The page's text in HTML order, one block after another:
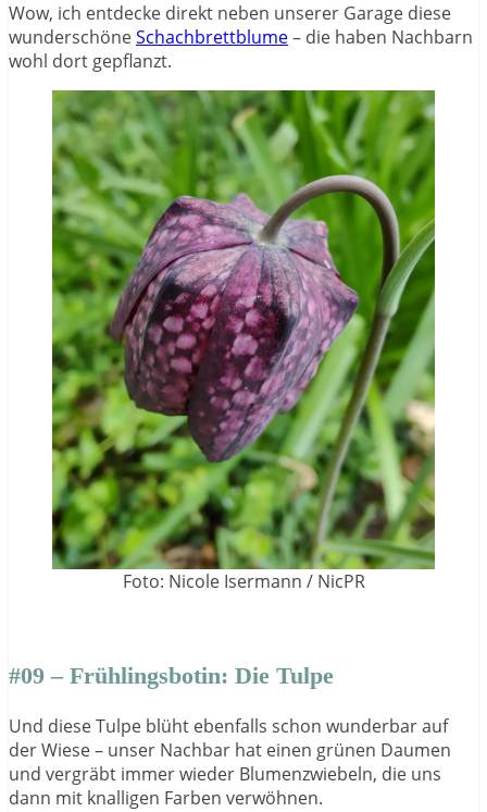
Wow, ich entdecke direkt neben unserer Garage diese
wunderschöneSchachbrettblume– die haben Nachbarn
wohl dort gepflanzt.
Foto: Nicole Isermann / NicPR
#09 – Frühlingsbotin: Die Tulpe
Und diese Tulpe blüht ebenfalls schon wunderbar auf
der Wiese – unser Nachbar hat einen grünen Daumen
und vergräbt immer wieder Blumenzwiebeln, die uns
dann mit knalligen Farben verwöhnen.